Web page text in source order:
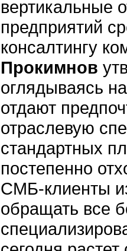
вертикальные
предприятий
консалтингу
Прокимнов
оглядываясь
отдают
отраслевую
стандартных
постепенно
СМБ-клиенты
обращать все